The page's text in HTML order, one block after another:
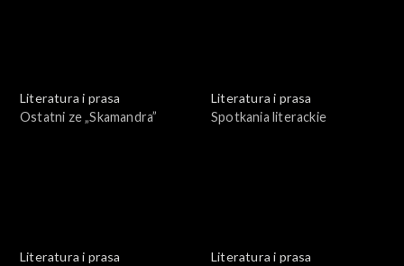
Literatura i prasa
Ostatni ze „Skamandra”
Literatura i prasa
Spotkania literackie
Literatura i prasa
Literatura i prasa